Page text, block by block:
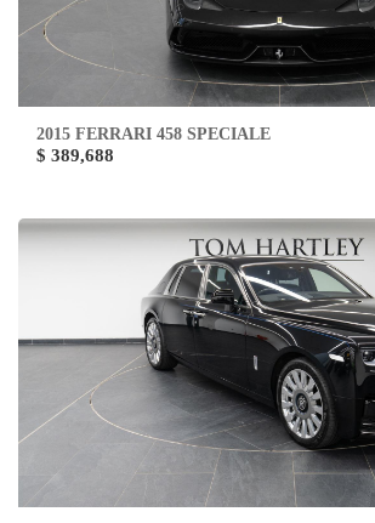
2015 FERRARI 458 SPECIALE
$ 389,688